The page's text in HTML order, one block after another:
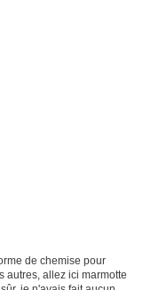
de chemise pour
autres, allez ici marmotte